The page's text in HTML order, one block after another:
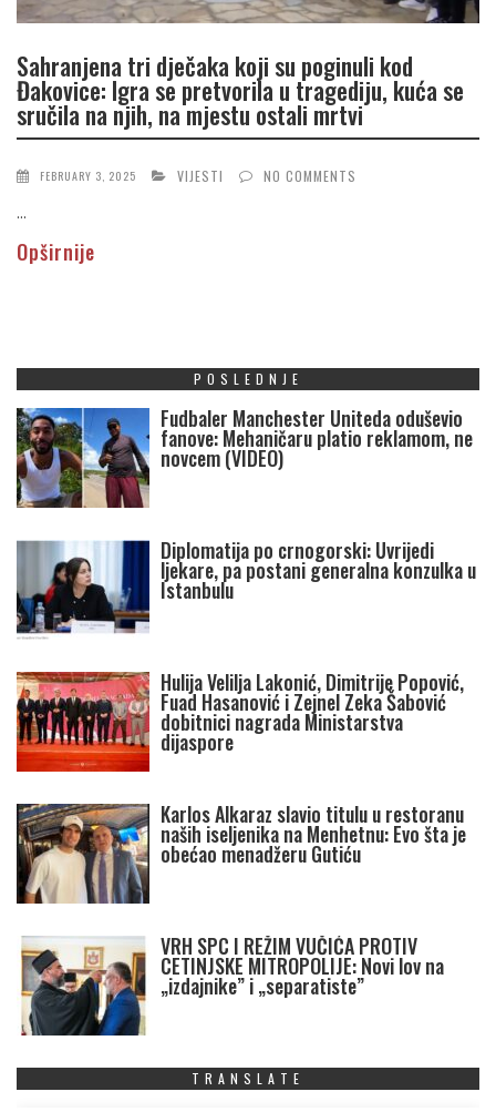
Sahranjena tri dječaka koji su poginuli kod
Đakovice: Igra se pretvorila u tragediju, kuća se
sručila na njih, na mjestu ostali mrtvi
FEBRUARY 3, 2025 VIJESTI NO COMMENTS
...
Opširnije
POSLEDNJE
Fudbaler Manchester Uniteda oduševio
fanove: Mehaničaru platio reklamom, ne
novcem (VIDEO)
Diplomatija po crnogorski: Uvrijedi
ljekare, pa postani generalna konzulka u
Istanbulu
Hulija Velilja Lakonić, Dimitrije Popović,
Fuad Hasanović i Zejnel Zeka Šabović
dobitnici nagrada Ministarstva
dijaspore
Karlos Alkaraz slavio titulu u restoranu
naših iseljenika na Menhetnu: Evo šta je
obećao menadžeru Gutiću
VRH SPC I REŽIM VUČIĆA PROTIV
CETINJSKE MITROPOLIJE: Novi lov na
„izdajnike” i „separatiste”
TRANSLATE